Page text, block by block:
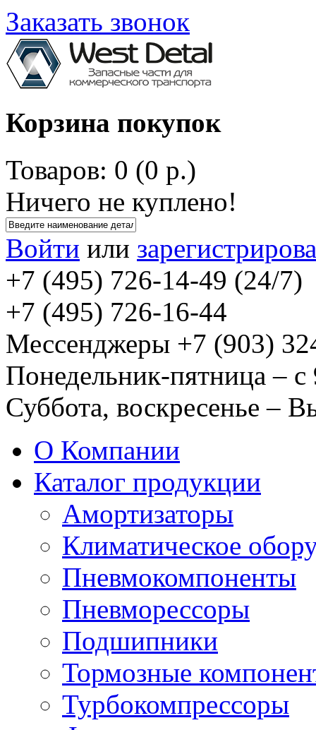
Заказать звонок
Корзина покупок
Товаров: 0 (0 р.)
Ничего не куплено!
Войти или
+7 (495) 726-14-49 (24/7)
+7 (495) 726-16-44
Мессенджеры +7 (903)
Понедельник-пятница –
Суббота, воскресенье –
О Компании
Каталог продукции
Амортизаторы
Климатическое
Пневмокомпоненты
Пневморессоры
Подшипники
Тормозные
Турбокомпрессоры